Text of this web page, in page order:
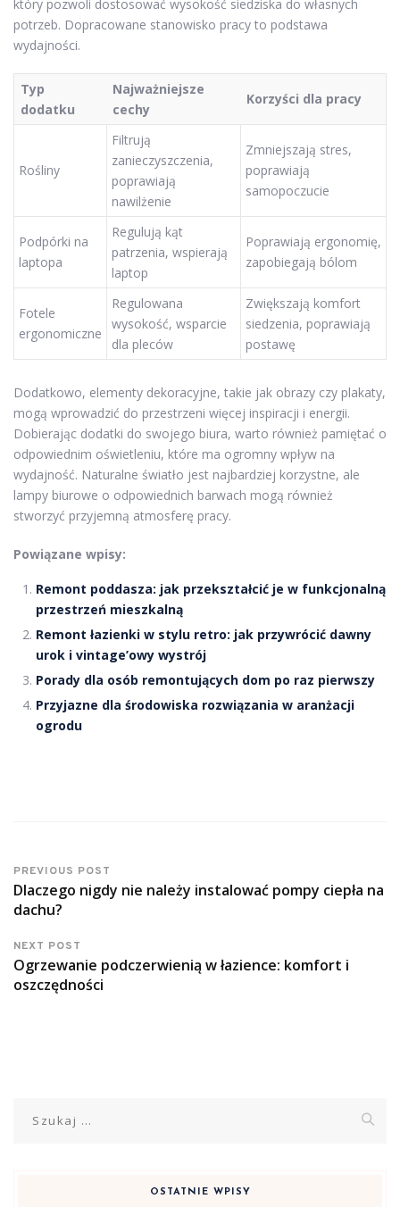
który pozwoli dostosować wysokość siedziska do własnych
potrzeb. Dopracowane stanowisko pracy to podstawa
wydajności.
Typ
dodatku
Najważniejsze
cechy
Korzyści dla pracy
Rośliny
Filtrują
zanieczyszczenia,
poprawiają
nawilżenie
Zmniejszają stres,
poprawiają
samopoczucie
Podpórki na
laptopa
Regulują kąt
patrzenia, wspierają
laptop
Poprawiają ergonomię,
zapobiegają bólom
Fotele
ergonomiczne
Regulowana
wysokość, wsparcie
dla pleców
Zwiększają komfort
siedzenia, poprawiają
postawę
Dodatkowo, elementy dekoracyjne, takie jak obrazy czy plakaty,
mogą wprowadzić do przestrzeni więcej inspiracji i energii.
Dobierając dodatki do swojego biura, warto również pamiętać o
odpowiednim oświetleniu, które ma ogromny wpływ na
wydajność. Naturalne światło jest najbardziej korzystne, ale
lampy biurowe o odpowiednich barwach mogą również
stworzyć przyjemną atmosferę pracy.
Powiązane wpisy:
Remont poddasza: jak przekształcić je w funkcjonalną
przestrzeń mieszkalną
Remont łazienki w stylu retro: jak przywrócić dawny
urok i vintage’owy wystrój
Porady dla osób remontujących dom po raz pierwszy
Przyjazne dla środowiska rozwiązania w aranżacji
ogrodu
PREVIOUS POST
Dlaczego nigdy nie należy instalować pompy ciepła na
dachu?
NEXT POST
Ogrzewanie podczerwienią w łazience: komfort i
oszczędności
OSTATNIE WPISY